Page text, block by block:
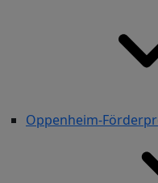
Oppenheim-